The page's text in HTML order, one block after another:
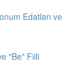
Edatları ve
"Be" Fiili